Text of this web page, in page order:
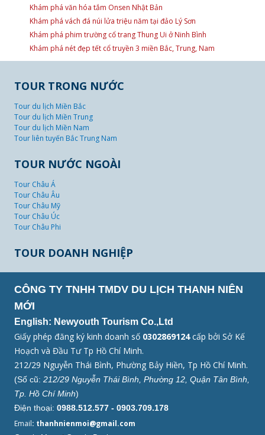
Khám phá văn hóa tắm Onsen Nhật Bản
Khám phá vách đá núi lửa triệu năm tại đảo Lý Sơn
Khám phá phim trường cổ trang Thung Ui ở Ninh Bình
Khám phá nét đẹp tết cổ truyền 3 miền Bắc, Trung, Nam
TOUR TRONG NƯỚC
Tour du lịch Miền Bắc
Tour du lịch Miền Trung
Tour du lịch Miền Nam
Tour liên tuyến Bắc Trung Nam
TOUR NƯỚC NGOÀI
Tour Châu Á
Tour Châu Âu
Tour Châu Mỹ
Tour Châu Úc
Tour Châu Phi
TOUR DOANH NGHIỆP
CÔNG TY TNHH TMDV DU LỊCH THANH NIÊN
MỚI
English: Newyouth Tourism Co.,Ltd
Giấy phép đăng ký kinh doanh số 0302869124cấp bởi Sở Kế
Hoạch và Đầu Tư Tp Hồ Chí Minh.
212/29 Nguyễn Thái Bình, Phường Bảy Hiền, Tp Hồ Chí Minh.
(Số cũ: 212/29 Nguyễn Thái Bình, Phường 12, Quận Tân Bình,
Tp. Hồ Chí Minh)
Điện thoại: 0988.512.577 - 0903.709.178
Email: thanhnienmoi@gmail.com